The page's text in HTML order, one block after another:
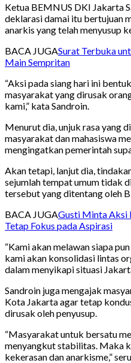
Ketua BEMNUS DKI Jakarta
deklarasi damai itu bertujuan
anarkis yang telah menyusup
BACA JUGASurat Terbuka
Main Sempritan
“Aksi pada siang hari ini
masyarakat yang dirusak
kami,” kata Sandroin.
Menurut dia, unjuk rasa yang
masyarakat dan mahasiswa
mengingatkan pemerintah
Akan tetapi, lanjut dia,
sejumlah tempat umum tidak
tersebut yang ditentang oleh
BACA JUGAGusti Minta Aksi
Tetap Fokus pada Aspirasi
“Kami akan melawan siapa
kami akan konsolidasi lintas
dalam menyikapi situasi
Sandroin juga mengajak
Kota Jakarta agar tetap
dirusak oleh penyusup.
“Masyarakat untuk bersatu
menyangkut stabilitas. Maka
kekerasan dan anarkisme,”